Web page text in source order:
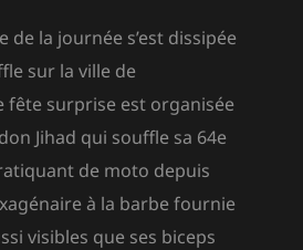
de la journée s’est dissipée
sur la ville de
fête surprise est organisée
Jihad qui souffle sa 64e
de moto depuis
à la barbe fournie
visibles que ses biceps